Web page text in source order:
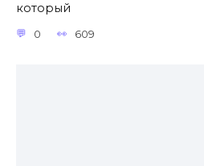
который
0 609